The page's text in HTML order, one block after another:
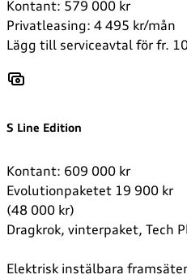
Kontant: 579 000 kr
Privatleasing: 4 495 kr/mån
Lägg till serviceavtal för fr.
S Line Edition
Kontant: 609 000 kr
Evolutionpaketet 19 900 kr
(48 000 kr)
Dragkrok, vinterpaket, Tech
Elektrisk instälbara